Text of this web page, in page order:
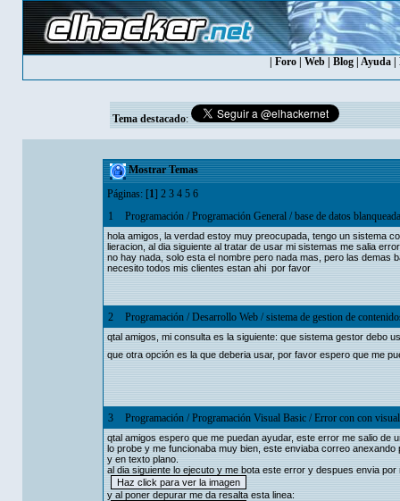
Foro| Web| Blog| Ayuda|
Tema destacado:
Mostrar Temas
Páginas: [1] 2 3 4 5 6
1
Programación/Programación General/base de datos blanqueada
hola amigos, la verdad estoy muy preocupada, tengo un sistema
lieracion, al dia siguiente al tratar de usar mi sistemas me salia
no hay nada, solo esta el nombre pero nada mas, pero las demas
necesito todos mis clientes estan ahi por favor
2 Programación/Desarrollo Web/sistema de gestion de
qtal amigos, mi consulta es la siguiente: que sistema gestor debo
que otra opción es la que deberia usar, por favor espero que me
3 Programación/Programación Visual Basic/Error con con
qtal amigos espero que me puedan ayudar, este error me salio de
lo probe y me funcionaba muy bien, este enviaba correo
y en texto plano.
al dia siguiente lo ejecuto y me bota este error y despues envia
y al poner depurar me da resalta esta linea: